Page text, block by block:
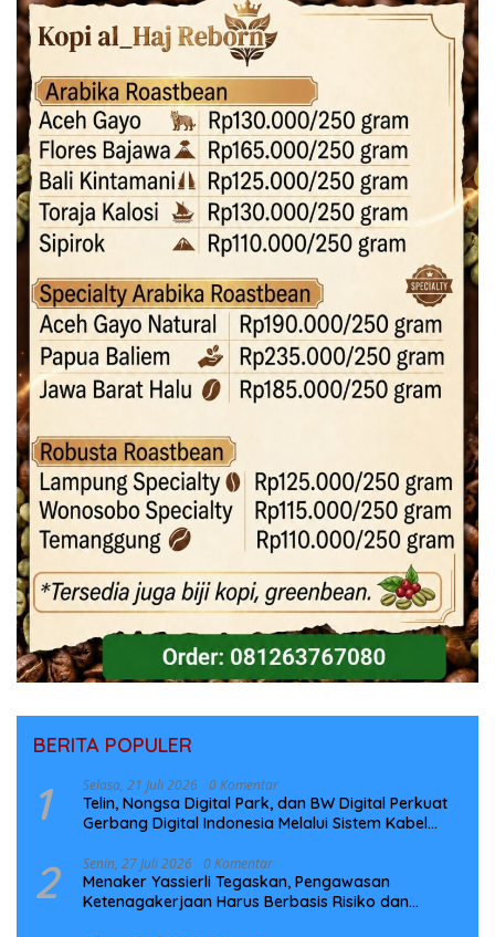
BERITA POPULER
1 Selasa, 21 Juli 2026 0 Komentar
Telin, Nongsa Digital Park, dan BW Digital Perkuat
Gerbang Digital Indonesia Melalui Sistem Kabel
2 Senin, 27 Juli 2026 0 Komentar
Menaker Yassierli Tegaskan, Pengawasan
Ketenagakerjaan Harus Berbasis Risiko dan